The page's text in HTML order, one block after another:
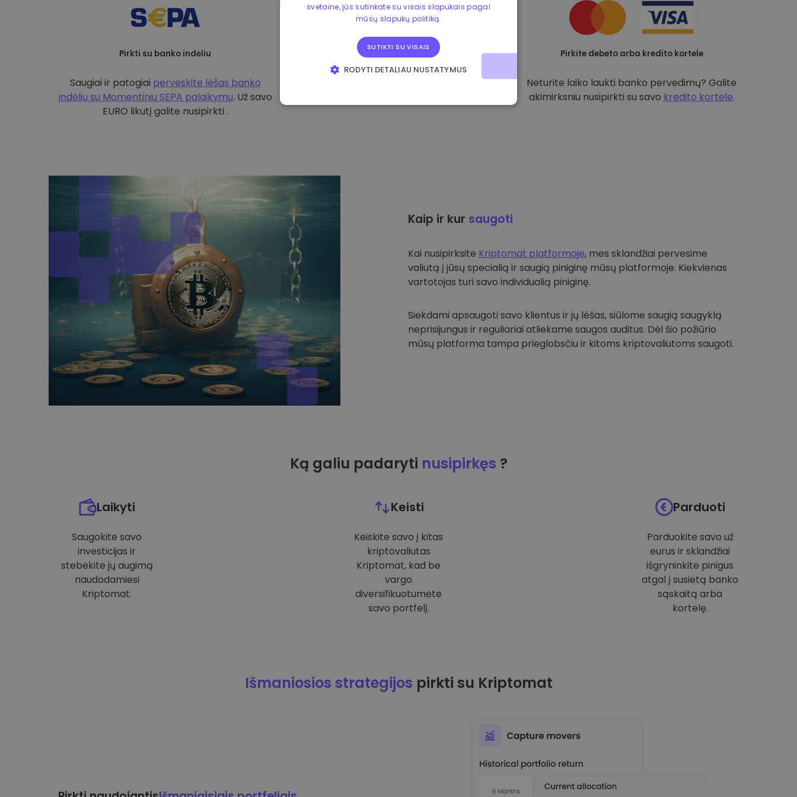
Pirkti su banko indėliu
Saugiai ir patogiai perveskite lėšas banko
indėliu su Momentiniu SEPA palaikymu. Už savo
EURO likutį galite nusipirkti .
Pirkite debeto arba kredito kortele
Neturite laiko laukti banko pervedimų? Galite
akimirksniu nusipirkti su savo kredito kortele.
Kaip ir kur saugoti
Kai nusipirksite Kriptomat platformoje, mes sklandžiai pervesime
valiutą į jūsų specialią ir saugią piniginę mūsų platformoje. Kiekvienas
vartotojas turi savo individualią piniginę.
Siekdami apsaugoti savo klientus ir jų lėšas, siūlome saugią saugyklą
neprisijungus ir reguliariai atliekame saugos auditus. Dėl šio požiūrio
mūsų platforma tampa prieglobsčiu ir kitoms kriptovaliutoms saugoti.
Ką galiu padaryti nusipirkęs ?
Laikyti
Saugokite savo
investicijas ir
stebėkite jų augimą
naudodamiesi
Kriptomat.
Keisti
Keiskite savo į kitas
kriptovaliutas
Kriptomat, kad be
vargo
diversifikuotumėte
savo portfelį.
Parduoti
Parduokite savo už
eurus ir sklandžiai
išgryninkite pinigus
atgal į susietą banko
sąskaitą arba
kortelę.
Išmaniosios strategijos pirkti su Kriptomat
svetaine, jūs sutinkate su visais slapukais pagal
mūsų slapukų politiką.
SUTIKTI SU VISAIS
RODYTI DETALIAU NUSTATYMUS